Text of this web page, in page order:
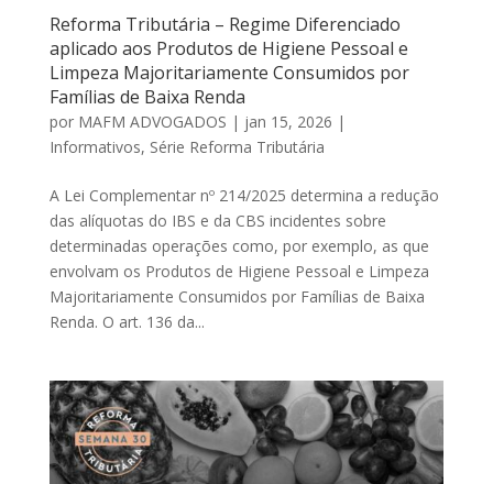
Reforma Tributária – Regime Diferenciado
aplicado aos Produtos de Higiene Pessoal e
Limpeza Majoritariamente Consumidos por
Famílias de Baixa Renda
por MAFM ADVOGADOS | jan 15, 2026 |
Informativos, Série Reforma Tributária
A Lei Complementar nº 214/2025 determina a redução
das alíquotas do IBS e da CBS incidentes sobre
determinadas operações como, por exemplo, as que
envolvam os Produtos de Higiene Pessoal e Limpeza
Majoritariamente Consumidos por Famílias de Baixa
Renda. O art. 136 da...